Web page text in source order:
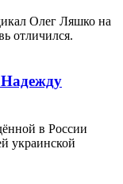
Олег Ляшко на
отличился.
в России
украинской